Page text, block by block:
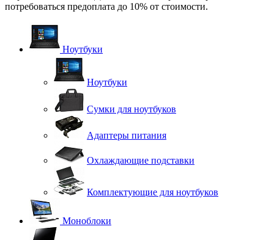
потребоваться предоплата до 10% от стоимости.
Ноутбуки
Ноутбуки
Сумки для ноутбуков
Адаптеры питания
Охлаждающие подставки
Комплектующие для ноутбуков
Моноблоки